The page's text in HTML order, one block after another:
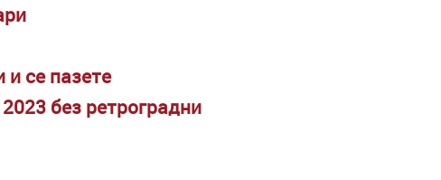
се пазете
без ретроградни